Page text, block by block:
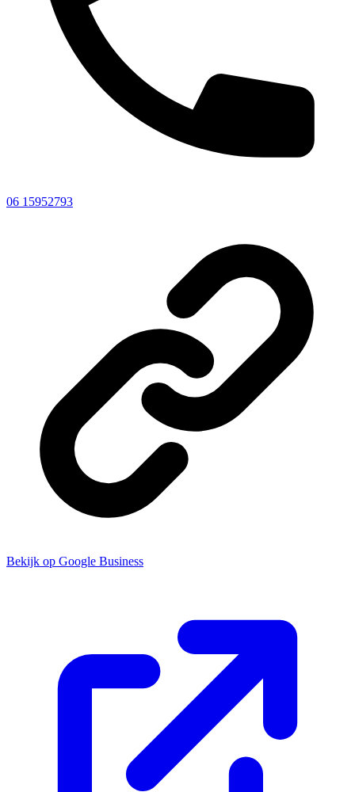
06 15952793
Bekijk op Google Business